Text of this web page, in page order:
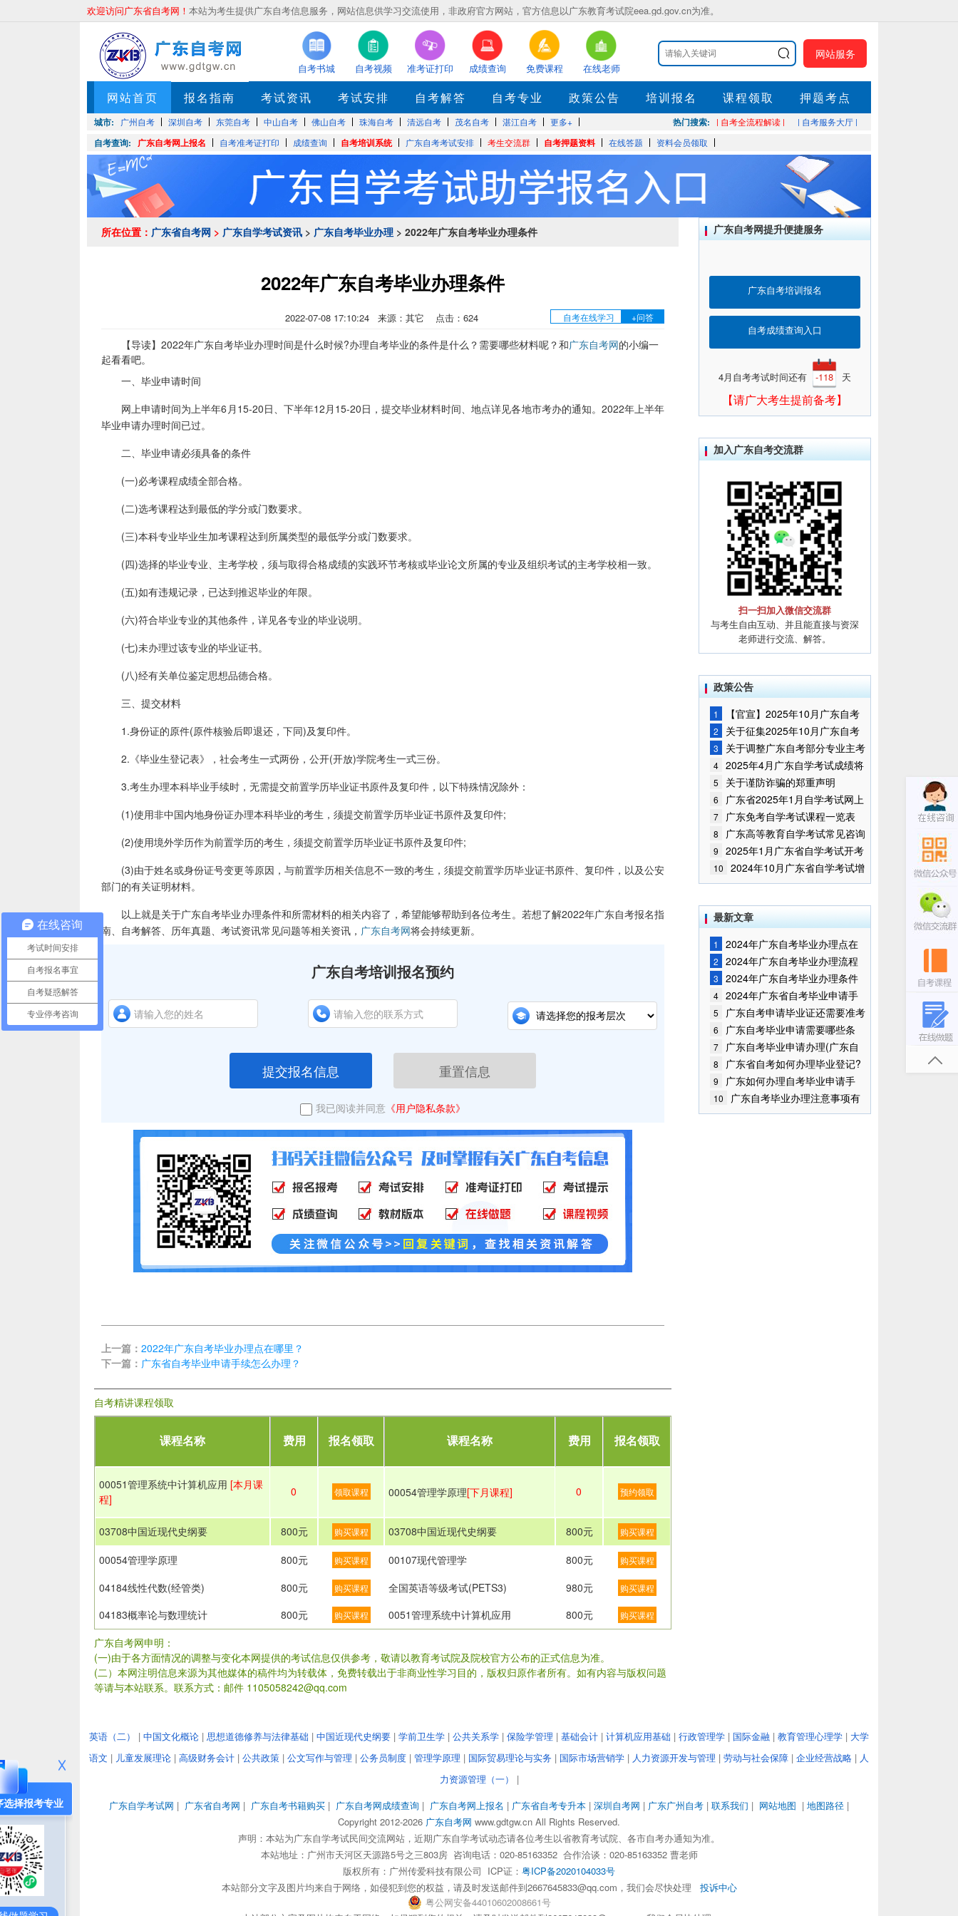
欢迎访问广东省自考网！ 本站为考生提供广东自考信息服务，网站信息供学习交流使用，非政府官方网站，官方信息以广东教育考试院eea.gd.gov.cn为准。
自考书城 自考视频 准考证打印 成绩查询 免费课程 在线老师
网站服务
网站首页 报名指南 考试资讯 考试安排 自考解答 自考专业 政策公告 培训报名 课程领取 押题考点
城市: 广州自考 深圳自考 东莞自考 中山自考 佛山自考 珠海自考 清远自考 茂名自考 湛江自考 更多+ 热门搜索: | 自考全流程解读 | | 自考服务大厅 |
自考查询: 广东自考网上报名 自考准考证打印 成绩查询 自考培训系统 广东自考考试安排 考生交流群 自考押题资料 在线答题 资料会员领取
所在位置： 广东省自考网 > 广东自学考试资讯 > 广东自考毕业办理 > 2022年广东自考毕业办理条件
2022年广东自考毕业办理条件
2022-07-08 17:10:24 来源：其它 点击： 624 自考在线学习 +问答
【导读】2022年广东自考毕业办理时间是什么时候?办理自考毕业的条件是什么？需要哪些材料呢？和广东自考网的小编一
起看看吧。
一、毕业申请时间
网上申请时间为上半年6月15-20日、下半年12月15-20日，提交毕业材料时间、地点详见各地市考办的通知。2022年上半年
毕业申请办理时间已过。
二、毕业申请必须具备的条件
(一)必考课程成绩全部合格。
(二)选考课程达到最低的学分或门数要求。
(三)本科专业毕业生加考课程达到所属类型的最低学分或门数要求。
(四)选择的毕业专业、主考学校，须与取得合格成绩的实践环节考核或毕业论文所属的专业及组织考试的主考学校相一致。
(五)如有违规记录，已达到推迟毕业的年限。
(六)符合毕业专业的其他条件，详见各专业的毕业说明。
(七)未办理过该专业的毕业证书。
(八)经有关单位鉴定思想品德合格。
三、提交材料
1.身份证的原件(原件核验后即退还，下同)及复印件。
2.《毕业生登记表》，社会考生一式两份，公开(开放)学院考生一式三份。
3.考生办理本科毕业手续时，无需提交前置学历毕业证书原件及复印件，以下特殊情况除外：
(1)使用非中国内地身份证办理本科毕业的考生，须提交前置学历毕业证书原件及复印件;
(2)使用境外学历作为前置学历的考生，须提交前置学历毕业证书原件及复印件;
(3)由于姓名或身份证号变更等原因，与前置学历相关信息不一致的考生，须提交前置学历毕业证书原件、复印件，以及公安
部门的有关证明材料。
以上就是关于广东自考毕业办理条件和所需材料的相关内容了，希望能够帮助到各位考生。若想了解2022年广东自考报名指
南、自考解答、历年真题、考试资讯常见问题等相关资讯， 广东自考网将会持续更新。
广东自考培训报名预约
提交报名信息 重置信息
我已阅读并同意 《用户隐私条款》
上一篇： 2022年广东自考毕业办理点在哪里？
下一篇： 广东省自考毕业申请手续怎么办理？
自考精讲课程领取
课程名称 费用 报名领取 课程名称 费用 报名领取
00051管理系统中计算机应用 [本月课
程]
0 领取课程 00054管理学原理[下月课程] 0 预约领取
03708中国近现代史纲要 800元 购买课程 03708中国近现代史纲要 800元 购买课程
00054管理学原理 800元 购买课程 00107现代管理学 800元 购买课程
04184线性代数(经管类) 800元 购买课程 全国英语等级考试(PETS3) 980元 购买课程
04183概率论与数理统计 800元 购买课程 0051管理系统中计算机应用 800元 购买课程
广东自考网申明：
(一)由于各方面情况的调整与变化本网提供的考试信息仅供参考，敬请以教育考试院及院校官方公布的正式信息为准。
(二）本网注明信息来源为其他媒体的稿件均为转载体，免费转载出于非商业性学习目的，版权归原作者所有。如有内容与版权问题
等请与本站联系。联系方式：邮件 1105058242@qq.com
广东自考网提升便捷服务
广东自考培训报名
自考成绩查询入口
4月自考考试时间还有 -118 天
【请广大考生提前备考】
加入广东自考交流群
扫一扫加入微信交流群
与考生自由互动、并且能直接与资深
老师进行交流、解答。
政策公告
1
【官宣】2025年10月广东自考
报名时间通知
2
关于征集2025年10月广东自考
增加开考停考专业部分课程意向的
通告
3
关于调整广东自考部分专业主考
学校的通知
4 2025年4月广东自学考试成绩将
于5月9日公布
5 关于谨防诈骗的郑重声明
6
广东省2025年1月自学考试网上
报名报考须知
7 广东免考自学考试课程一览表
8
广东高等教育自学考试常见咨询
问题
9
2025年1月广东省自学考试开考
课程考试时间安排和使用教材的通
知
10
2024年10月广东省自学考试增
加一门开考课程的通告
最新文章
1
2024年广东自考毕业办理点在
哪里?
2 2024年广东自考毕业办理流程
3 2024年广东自考毕业办理条件
4 2024年广东省自考毕业申请手
续如何办理?
5
广东自考申请毕业证还需要准考
证？
6
广东自考毕业申请需要哪些条
件？
7
广东自考毕业申请办理(广东自
学考试毕业申请)
8 广东省自考如何办理毕业登记?
9
广东如何办理自考毕业申请手
续？
10
广东自考毕业办理注意事项有
哪些？
选择报考专业
英语（二） | 中国文化概论 | 思想道德修养与法律基础 | 中国近现代史纲要 | 学前卫生学 | 公共关系学 | 保险学管理 | 基础会计 | 计算机应用基础 | 行政管理学 | 国际金融 | 教育管理心理学 | 大学
语文 | 儿童发展理论 | 高级财务会计 | 公共政策 | 公文写作与管理 | 公务员制度 | 管理学原理 | 国际贸易理论与实务 | 国际市场营销学 | 人力资源开发与管理 | 劳动与社会保障 | 企业经营战略 | 人
力资源管理（一）
|
广东自学考试网 | 广东省自考网 | 广东自考书籍购买 | 广东自考网成绩查询 | 广东自考网上报名 | 广东省自考专升本 | 深圳自考网 | 广东广州自考 | 联系我们 | 网站地图 | 地图路径 |
Copyright 2012-2026 广东自考网 www.gdtgw.cn All Rights Reserved.
声明：本站为广东自学考试民间交流网站，近期广东自学考试动态请各位考生以省教育考试院、各市自考办通知为准。
本站地址：广州市天河区天源路5号之三803房 咨询电话：020-85163352 合作洽谈：020-85163352 曹老师
版权所有： 广州传爱科技有限公司 ICP证： 粤ICP备2020104033号
本站部分文字及图片均来自于网络，如侵犯到您的权益，请及时发送邮件到2667645833@qq.com，我们会尽快处理 投诉中心
粤公网安备44010602008661号
在线咨询
考试时间安排
自考报名事宜
自考疑惑解答
专业停考咨询